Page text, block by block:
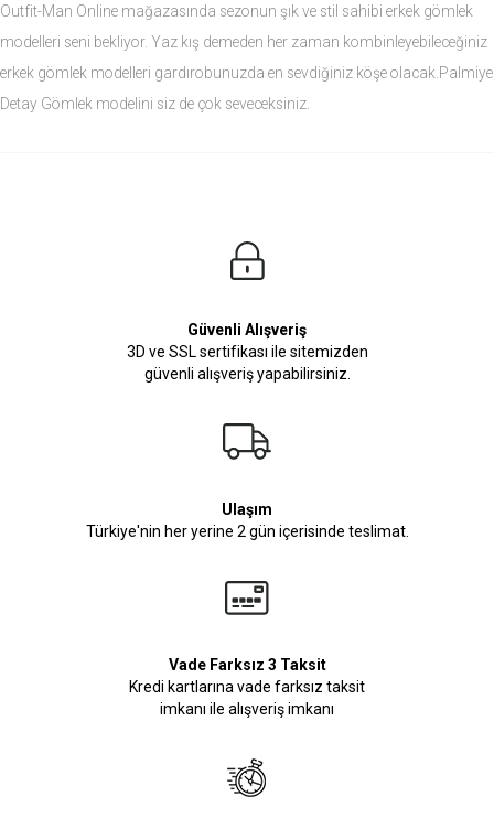
Outfit-Man Online mağazasında sezonun şık ve stil sahibi erkek gömlek
modelleri seni bekliyor. Yaz kış demeden her zaman kombinleyebileceğiniz
erkek gömlek modelleri gardırobunuzda en sevdiğiniz köşe olacak.Palmiye
Detay Gömlek modelini siz de çok seveceksiniz.
Manken Bedenleri Üst Grup M, Alt Grup 33 Beden ( Medium )
Güvenli Alışveriş
3D ve SSL sertifikası ile sitemizden
güvenli alışveriş yapabilirsiniz.
Ulaşım
Türkiye'nin her yerine 2 gün içerisinde teslimat.
Vade Farksız 3 Taksit
Kredi kartlarına vade farksız taksit
imkanı ile alışveriş imkanı